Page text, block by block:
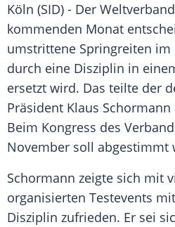
Köln (SID) - Der
kommenden Monat
umstrittene Springreiten
durch eine Disziplin in
ersetzt wird. Das teilte der
Präsident Klaus
Beim Kongress des
November soll abgestimmt
Schormann zeigte sich mit
organisierten Testevents
Disziplin zufrieden. Er sei